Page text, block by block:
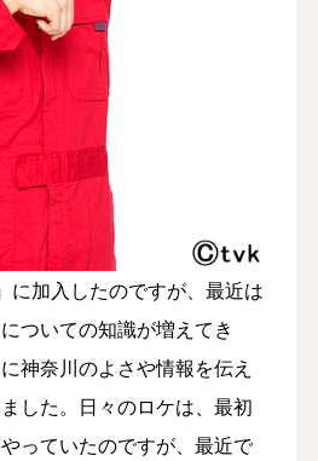
加入したのですが、最近は
ついての知識が増えてき
神奈川のよさや情報を伝え
した。日々のロケは、最初
っていたのですが、最近で